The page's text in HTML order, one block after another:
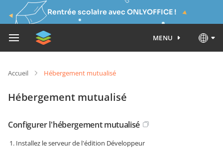
Rentrée scolaire avec ONLYOFFICE !
MENU
Accueil Hébergement mutualisé
Hébergement mutualisé
Configurer l'hébergement mutualisé
Installez le serveur de l'édition Développeur